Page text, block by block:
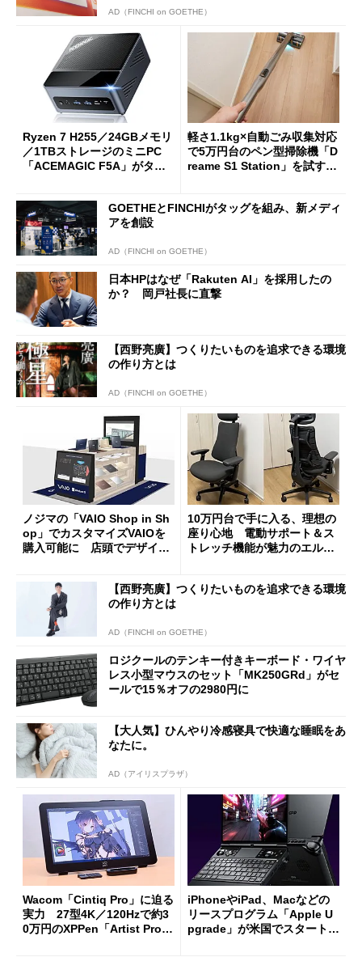
AD（FINCHI on GOETHE）
Ryzen 7 H255／24GBメモリ
／1TBストレージのミニPC
「ACEMAGIC F5A」がタイ
軽さ1.1kg×自動ごみ収集対応
で5万円台のペン型掃除機「D
reame S1 Station」を試す
GOETHEとFINCHIがタッグを組み、新メディ
アを創設
AD（FINCHI on GOETHE）
日本HPはなぜ「Rakuten AI」を採用したの
か？ 岡戸社長に直撃
【西野亮廣】つくりたいものを追求できる環境
の作り方とは
AD（FINCHI on GOETHE）
ノジマの「VAIO Shop in Sh
op」でカスタマイズVAIOを
購入可能に 店頭でデザイン
10万円台で手に入る、理想の
座り心地 電動サポート＆ス
トレッチ機能が魅力のエルゴ
【西野亮廣】つくりたいものを追求できる環境
の作り方とは
AD（FINCHI on GOETHE）
ロジクールのテンキー付きキーボード・ワイヤ
レス小型マウスのセット「MK250GRd」がセ
ールで15％オフの2980円に
【大人気】ひんやり冷感寝具で快適な睡眠をあ
なたに。
AD（アイリスプラザ）
Wacom「Cintiq Pro」に迫る
実力 27型4K／120Hzで約3
0万円のXPPen「Artist Pro 2
iPhoneやiPad、Macなどの
リースプログラム「Apple U
pgrade」が米国でスタート／